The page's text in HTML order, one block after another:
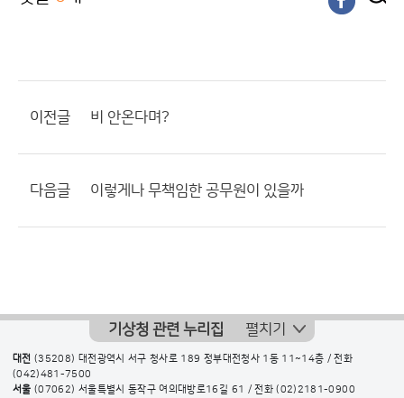
이전글 비 안온다며?
다음글 이렇게나 무책임한 공무원이 있을까
기상청 관련 누리집 펼치기
대전 (35208) 대전광역시 서구 청사로 189 정부대전청사 1동 11~14층 / 전화
(042)481-7500
서울 (07062) 서울특별시 동작구 여의대방로16길 61 / 전화(02)2181-0900